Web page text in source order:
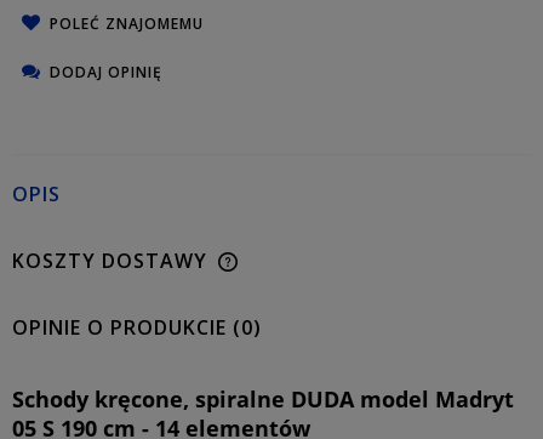
POLEĆ ZNAJOMEMU
DODAJ OPINIĘ
OPIS
KOSZTY DOSTAWY
OPINIE O PRODUKCIE (0)
Schody kręcone, spiralne DUDA model Madryt
05 S 190 cm - 14 elementów